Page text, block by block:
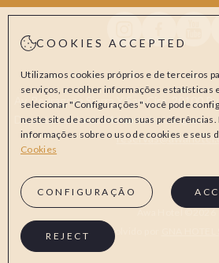
Instagram Awa Hotel
Facebook Awa
Av. Pedragosa Sierra Y San Ciro, 20100
Departamento de Maldonado, Uruguay
Desenvolvido por
COOKIES ACCEPTED
Utilizamos cookies próprios e de terceiros
serviços, recolher informações estatísticas
selecionar "Configurações" você pode
neste site de acordo com suas preferências.
informações sobre o uso de cookies e seus
Cookies
CONFIGURAÇÃO
REJECT